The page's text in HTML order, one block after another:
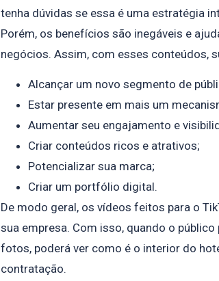
tenha dúvidas se essa é uma estratégia
Porém, os benefícios são inegáveis e
negócios. Assim, com esses conteúdos,
Alcançar um novo segmento de
Estar presente em mais um
Aumentar seu engajamento e
Criar conteúdos ricos e atrativos;
Potencializar sua marca;
Criar um portfólio digital.
De modo geral, os vídeos feitos para o
sua empresa. Com isso, quando o
fotos, poderá ver como é o interior do
contratação.